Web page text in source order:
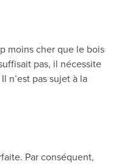
moins cher que le bois
pas, il nécessite
n’est pas sujet à la
Par conséquent,